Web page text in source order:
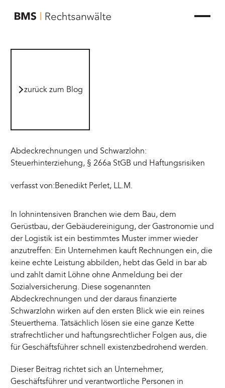
zur Startseite von BMS Rechtsanwälte
zurück zum Blog
Abdeckrechnungen und Schwarzlohn:
Steuerhinterziehung, § 266a StGB und Haftungsrisiken
verfasst von:Benedikt Perlet, LL.M.
In lohnintensiven Branchen wie dem Bau, dem
Gerüstbau, der Gebäudereinigung, der Gastronomie und
der Logistik ist ein bestimmtes Muster immer wieder
anzutreffen: Ein Unternehmen kauft Rechnungen ein, die
keine echte Leistung abbilden, hebt das Geld in bar ab
und zahlt damit Löhne ohne Anmeldung bei der
Sozialversicherung. Diese sogenannten
Abdeckrechnungen und der daraus finanzierte
Schwarzlohn wirken auf den ersten Blick wie ein reines
Steuerthema. Tatsächlich lösen sie eine ganze Kette
strafrechtlicher und haftungsrechtlicher Folgen aus, die
für Geschäftsführer schnell existenzbedrohend werden.
Dieser Beitrag richtet sich an Unternehmer,
Geschäftsführer und verantwortliche Personen in